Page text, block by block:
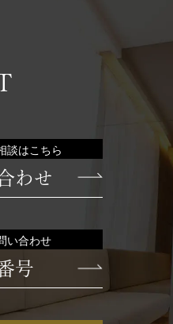
談はこちら
わせ
い合わせ
号